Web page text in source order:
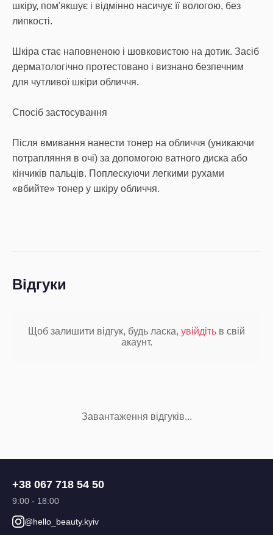
шкіру, пом'якшує і відмінно насичує її вологою, без
липкості.
Шкіра стає наповненою і шовковистою на дотик. Засіб
дерматологічно протестовано і визнано безпечним
для чутливої шкіри обличчя.
Спосіб застосування
Після вмивання нанести тонер на обличчя (уникаючи
потрапляння в очі) за допомогою ватного диска або
кінчиків пальців. Поплескуючи легкими рухами
«вбийте» тонер у шкіру обличчя.
Відгуки
Щоб залишити відгук, будь ласка, увійдіть в свій
акаунт.
Завантаження відгуків...
+38 067 718 54 50
9:00 - 18:00
@hello_beauty.kyiv